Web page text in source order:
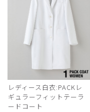
レディース白衣:PACKレ
ギュラーフィットテーラ
ードコート